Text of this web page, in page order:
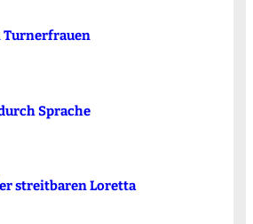
Sprache
streit­ba­ren Lo­ret­ta